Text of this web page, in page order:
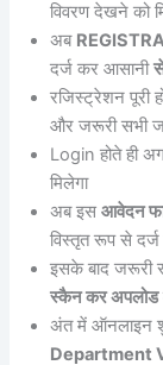
विवरण देखने को
अब
दर्ज कर आसानी
रजिस्ट्रेशन पूरी
और जरूरी सभी
Login होते ही
मिलेगा
अब इसआवेदन
विस्तृत रूप से
इसके बाद जरूरी
स्कैन कर अपलोड
अंत में ऑनलाइन
Department